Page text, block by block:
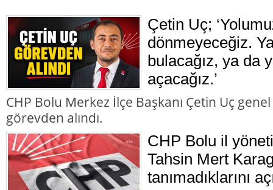
Çetin Uç;
dönmeyeceğiz.
bulacağız, ya da
açacağız.’
CHP Bolu Merkez İlçe Başkanı Çetin Uç
görevden alındı.
CHP Bolu il
Tahsin Mert
tanımadıklarını